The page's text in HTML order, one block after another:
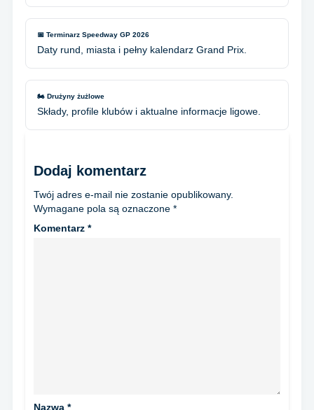
📅 Terminarz Speedway GP 2026
Daty rund, miasta i pełny kalendarz Grand Prix.
🏍️ Drużyny żużlowe
Składy, profile klubów i aktualne informacje ligowe.
Dodaj komentarz
Twój adres e-mail nie zostanie opublikowany.
Wymagane pola są oznaczone *
Komentarz *
Nazwa *